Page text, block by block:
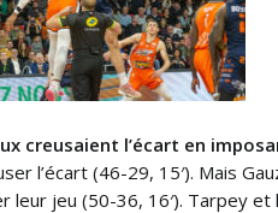
creusaient l’écart en
l’écart (46-29, 15′). Mais
jeu (50-36, 16′). Tarpey et